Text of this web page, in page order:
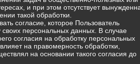
и при этом отсутствует
такой обработки.
согласие, которое Пользователь
своих персональных данных. В случае
согласия на обработку персональных
на правомерность обработки,
на основании такого согласия до